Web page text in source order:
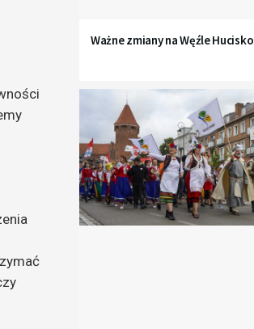
Ważne zmiany na Węźle Hucisko